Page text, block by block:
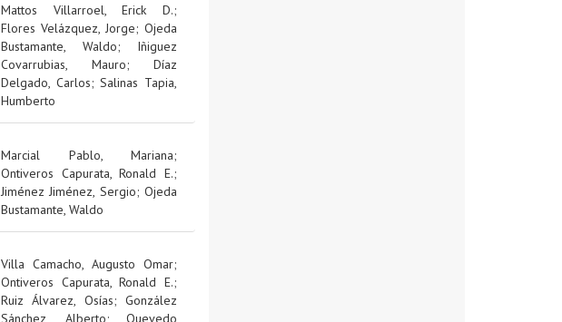
Mattos Villarroel, Erick D.;
Flores Velázquez, Jorge; Ojeda
Bustamante, Waldo; Iñiguez
Covarrubias, Mauro; Díaz
Delgado, Carlos;Salinas Tapia,
Humberto
Marcial Pablo, Mariana;
Ontiveros Capurata, Ronald E.;
Jiménez Jiménez, Sergio;Ojeda
Bustamante, Waldo
Villa Camacho, Augusto Omar;
Ontiveros Capurata, Ronald E.;
Ruiz Álvarez, Osías;González
Sánchez, Alberto; Quevedo